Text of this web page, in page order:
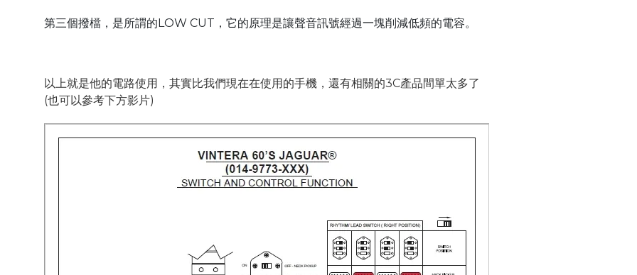
第三個撥檔，是所謂的LOW CUT，它的原理是讓聲音訊號經過一塊削減低頻的電容。
以上就是他的電路使用，其實比我們現在在使用的手機，還有相關的3C產品間單太多了
(也可以參考下方影片)